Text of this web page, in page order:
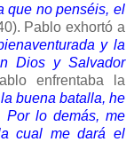
que no penséis, el
Pablo exhortó a
y la
Dios y Salvador
enfrentaba la
buena batalla, he
Por lo demás, me
cual me dará el